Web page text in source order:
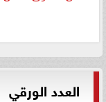
العدد الورقي